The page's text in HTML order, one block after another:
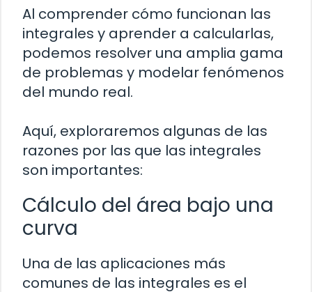
Al comprender cómo funcionan las
integrales y aprender a calcularlas,
podemos resolver una amplia gama
de problemas y modelar fenómenos
del mundo real.
Aquí, exploraremos algunas de las
razones por las que las integrales
son importantes:
Cálculo del área bajo una
curva
Una de las aplicaciones más
comunes de las integrales es el